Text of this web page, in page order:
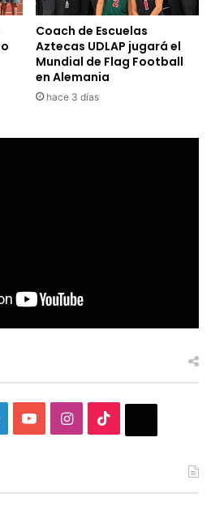
Coach de Escuelas
Aztecas UDLAP jugará el
Mundial de Flag Football
en Alemania
hace 3 días
YouTubeInstagram